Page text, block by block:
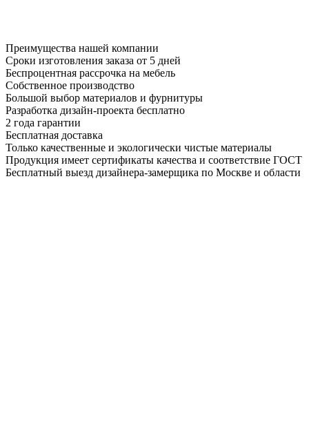
Преимущества нашей компании
Сроки изготовления заказа от 5 дней
Беспроцентная рассрочка на мебель
Собственное производство
Большой выбор материалов и фурнитуры
Разработка дизайн-проекта бесплатно
2 года гарантии
Бесплатная доставка
Только качественные и экологически чистые материалы
Продукция имеет сертификаты качества и соответствие ГОСТ
Бесплатный выезд дизайнера-замерщика по Москве и области